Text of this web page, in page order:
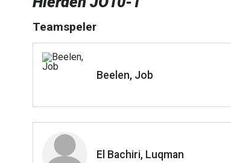
Teamspeler
Beelen, Job
El Bachiri, Luqman